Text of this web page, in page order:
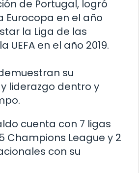
de Portugal, logró
Eurocopa en el año
la Liga de las
UEFA en el año 2019.
su
liderazgo dentro y
cuenta con 7 ligas
Champions League y 2
con su